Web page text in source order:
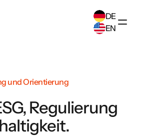
DE
EN
English(EN
und Orientierung
Regulierung